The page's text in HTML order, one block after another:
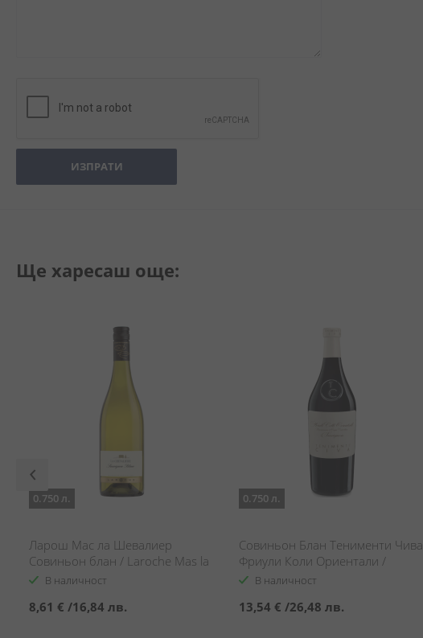
ИЗПРАТИ
Ще харесаш още:
0.750 л.
Ларош Мас ла Шевалиер
Совиньон блан / Laroche Mas la
Chevaliere Sauvignon blanc
В наличност
8,61 € /16,84 лв.
0.750 л.
Совиньон Блан Тенименти Чива
Фриули Коли Ориентали /
Sauvignon Blanc Tenimenti Civa
В наличност
13,54 € /26,48 лв.